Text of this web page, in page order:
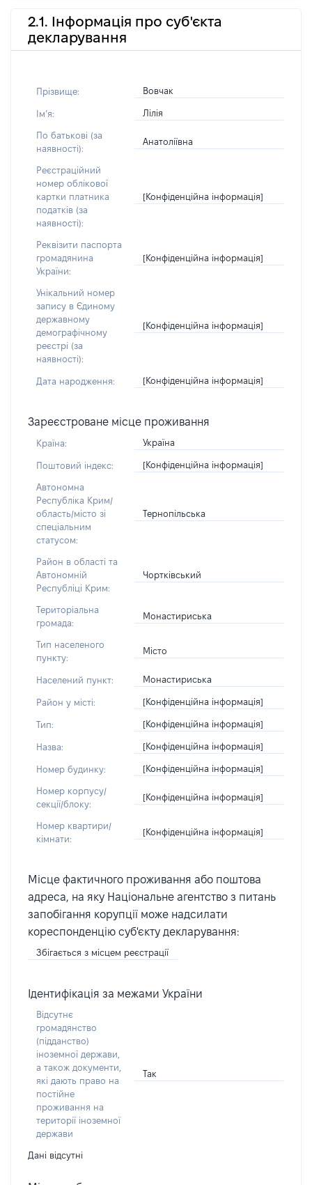
2.1. Інформація про суб'єкта
декларування
Прізвище: Вовчак
Імʼя: Лілія
По батькові (за
наявності):
Анатоліївна
Реєстраційний
номер облікової
картки платника
податків (за
наявності):
[Конфіденційна інформація]
Реквізити паспорта
громадянина
України:
[Конфіденційна інформація]
Унікальний номер
запису в Єдиному
державному
демографічному
реєстрі (за
наявності):
[Конфіденційна інформація]
Дата народження: [Конфіденційна інформація]
Зареєстроване місце проживання
Країна: Україна
Поштовий індекс: [Конфіденційна інформація]
Автономна
Республіка Крим/
область/місто зі
спеціальним
статусом:
Тернопільська
Район в області та
Автономній
Республіці Крим:
Чортківський
Територіальна
громада:
Монастириська
Тип населеного
пункту:
Місто
Населений пункт: Монастириська
Район у місті: [Конфіденційна інформація]
Тип: [Конфіденційна інформація]
Назва: [Конфіденційна інформація]
Номер будинку: [Конфіденційна інформація]
Номер корпусу/
секції/блоку:
[Конфіденційна інформація]
Номер квартири/
кімнати:
[Конфіденційна інформація]
Місце фактичного проживання або поштова
адреса, на яку Національне агентство з питань
запобігання корупції може надсилати
кореспонденцію суб'єкту декларування:
Збігається з місцем реєстрації
Ідентифікація за межами України
Відсутнє
громадянство
(підданство)
іноземної держави,
а також документи,
які дають право на
постійне
проживання на
території іноземної
держави
Так
Дані відсутні